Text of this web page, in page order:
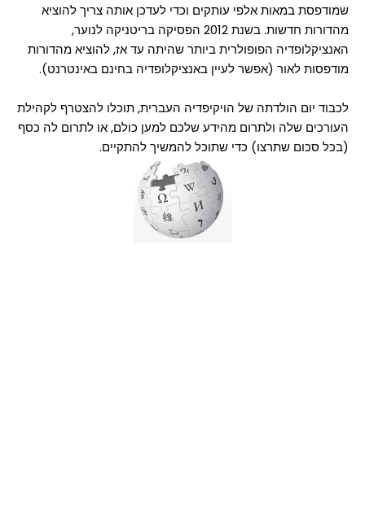
שמודפסת במאות אלפי עותקים וכדי לעדכן אותה צריך להוציא
מהדורות חדשות. בשנת 2012 הפסיקה בריטניקה לנוער,
האנציקלופדיה הפופולרית ביותר שהיתה עד אז, להוציא מהדורות
מודפסות לאור (אפשר לעיין באנציקלופדיה בחינם באינטרנט).
לכבוד יום הולדתה של הויקיפדיה העברית, תוכלו להצטרף לקהילת
העורכים שלה ולתרום מהידע שלכם למען כולם, או לתרום לה כסף
(בכל סכום שתרצו) כדי שתוכל להמשיך להתקיים.